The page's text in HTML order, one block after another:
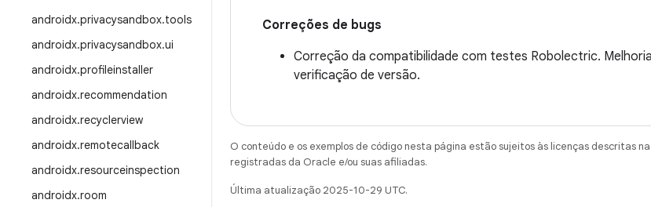
androidx.privacysandbox.tools
androidx.privacysandbox.ui
androidx.profileinstaller
androidx.recommendation
androidx.recyclerview
androidx.remotecallback
androidx.resourceinspection
androidx.room
Correções de bugs
Correção da compatibilidade com testes Robolectric.
verificação de versão.
O conteúdo e os exemplos de código nesta página estão sujeitos às licenças descritas na
registradas da Oracle e/ou suas afiliadas.
Última atualização 2025-10-29 UTC.